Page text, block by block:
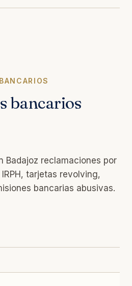
bancarios
Badajoz reclamaciones por
tarjetas revolving,
bancarias abusivas.